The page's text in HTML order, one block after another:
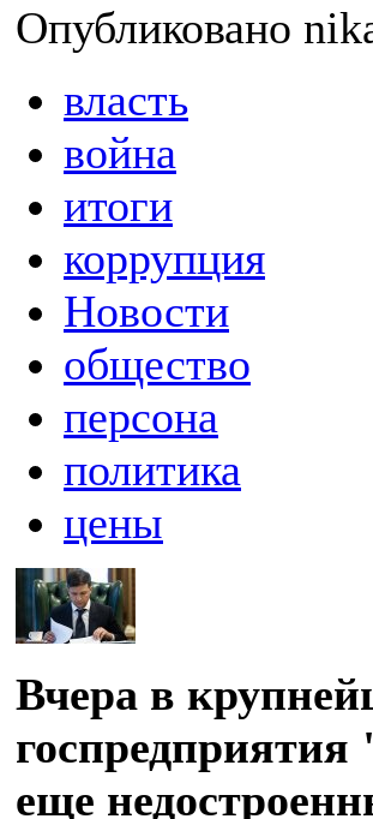
Опубликовано
власть
война
итоги
коррупция
Новости
общество
персона
политика
цены
Вчера в
госпредприятия
еще